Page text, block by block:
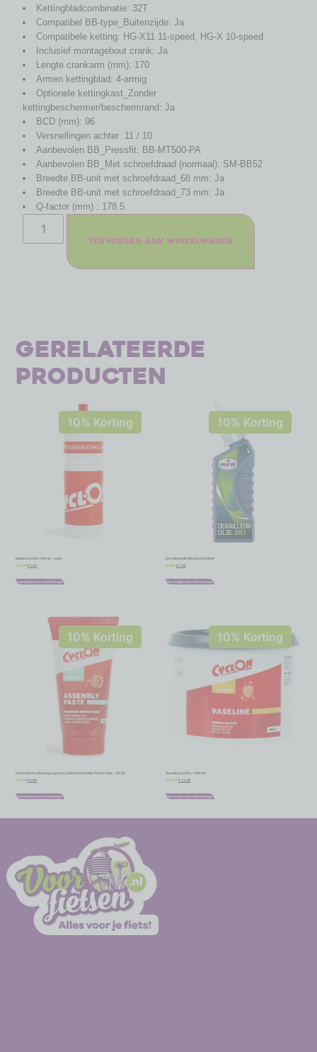
Kettingbladcombinatie: 32T
Compatibel BB-type_Buitenzijde: Ja
Compatibele ketting: HG-X11 11-speed, HG-X 10-speed
Inclusief montagebout crank: Ja
Lengte crankarm (mm): 170
Armen kettingblad: 4-armig
Optionele kettingkast_Zonder
kettingbeschermer/beschermrand: Ja
BCD (mm): 96
Versnellingen achter: 11 / 10
Aanbevolen BB_Pressfit: BB-MT500-PA
Aanbevolen BB_Met schroefdraad (normaal): SM-BB52
Breedte BB-unit met schroefdraad_68 mm: Ja
Breedte BB-unit met schroefdraad_73 mm: Ja
Q-factor (mm) : 178.5
Toevoegen aan winkelwagen
Gerelateerde
producten
10% Korting
Bidon CyclOn 750 ml – rood
€ 5,75 € 5,18
Toevoegen aan winkelwagen
10% Korting
Derailleurolie Bio Eurol 100ml
€ 7,95 € 7,16
Toevoegen aan winkelwagen
10% Korting
Keramische Montage pasta CyclOn Assembly Paste tube – 50 ml
€ € 8,06
Toevoegen aan winkelwagen
10% Korting
Vaselin CyclOn – 500 ml
€ 12,75 € 11,48
Toevoegen aan winkelwagen